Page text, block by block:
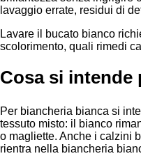
lavaggio errate, residui di
Lavare il bucato bianco
scolorimento, quali rimedi
Cosa si intende
Per biancheria bianca si
tessuto misto: il bianco
o magliette. Anche i calzini
rientra nella biancheria